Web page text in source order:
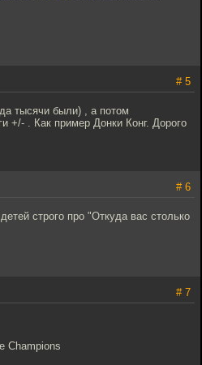
# 5
тысячи были) , а потом
+/- . Как пример Донки Конг. Дорого
# 6
строго про "Откуда вас столько
# 7
Champions